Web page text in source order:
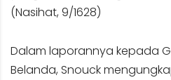
(Nasihat, 9/1628)
Dalam laporannya kepada
Belanda, Snouck